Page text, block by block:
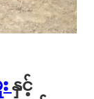
နှင့်